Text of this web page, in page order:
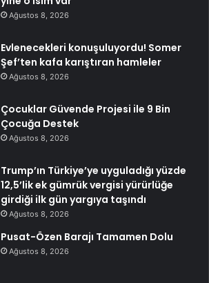
Ağustos 8, 2026
Evlenecekleri konuşuluyordu! Somer
Şef’ten kafa karıştıran hamleler
Ağustos 8, 2026
Çocuklar Güvende Projesi ile 9 Bin
Çocuğa Destek
Ağustos 8, 2026
Trump’ın Türkiye’ye uyguladığı yüzde
12,5’lik ek gümrük vergisi yürürlüğe
girdiği ilk gün yargıya taşındı
Ağustos 8, 2026
Pusat-Özen Barajı Tamamen Dolu
Ağustos 8, 2026